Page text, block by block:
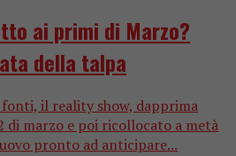
ai primi di Marzo?
della talpa
il reality show, dapprima
di marzo e poi ricollocato a metà
pronto ad anticipare...